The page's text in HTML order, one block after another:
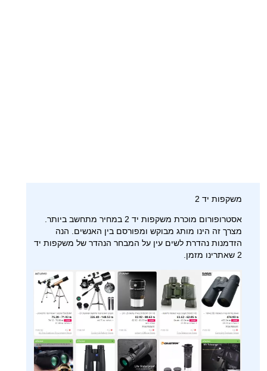
משקפות יד 2
אסטרופורום מוכרת משקפות יד 2 במחיר מתחשב ביותר.
מצרך זה הינו מותג מבוקש ומפורסם בין האנשים. הנה
הזדמנות נהדרת לשים עין על המבחר הנהדר של משקפות יד
2 שאתרינו מזמן.